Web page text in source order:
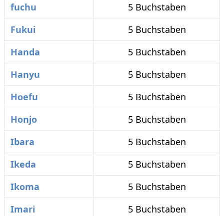
fuchu
5 Buchstaben
Fukui
5 Buchstaben
Handa
5 Buchstaben
Hanyu
5 Buchstaben
Hoefu
5 Buchstaben
Honjo
5 Buchstaben
Ibara
5 Buchstaben
Ikeda
5 Buchstaben
Ikoma
5 Buchstaben
Imari
5 Buchstaben